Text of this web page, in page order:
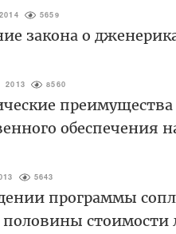
5659
закона о
8560
преимущества
обеспечения
5643
программы
половины стоимости